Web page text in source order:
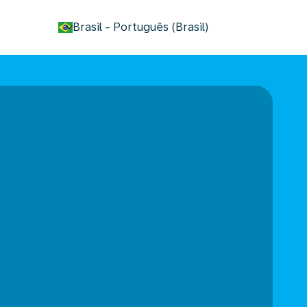
Brasil - Português (Brasil)
keyboard_arrow_down